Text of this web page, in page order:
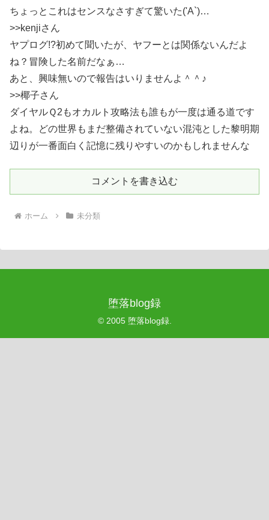
ちょっとこれはセンスなさすぎて驚いた('A`)…
>>kenjiさん
ヤプログ!?初めて聞いたが、ヤフーとは関係ないんだよ
ね？冒険した名前だなぁ…
あと、興味無いので報告はいりませんよ＾＾♪
>>椰子さん
ダイヤルＱ2もオカルト攻略法も誰もが一度は通る道です
よね。どの世界もまだ整備されていない混沌とした黎明期
辺りが一番面白く記憶に残りやすいのかもしれませんな
コメントを書き込む
ホーム 未分類
堕落blog録
© 2005 堕落blog録.